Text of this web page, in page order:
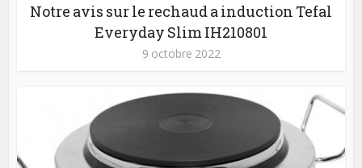
Notre avis sur le rechaud a induction Tefal
Everyday Slim IH210801
9 octobre 2022